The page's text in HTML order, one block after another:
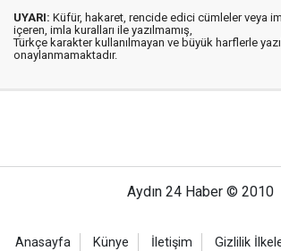
UYARI: Küfür, hakaret, rencide edici cümleler veya
içeren, imla kuralları ile yazılmamış,
Türkçe karakter kullanılmayan ve büyük harflerle
onaylanmamaktadır.
Aydın 24 Haber © 2010
Anasayfa Künye İletişim Gizlilik